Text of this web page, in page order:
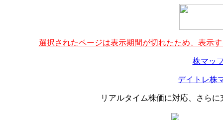
選択されたページは表示期間が切れたため、表示
株マッ
デイトレ株
リアルタイム株価に対応、さら